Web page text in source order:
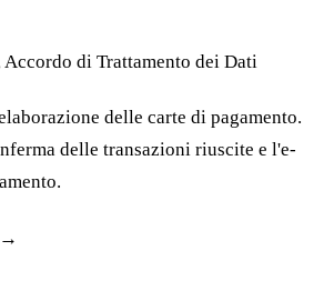
Accordo di Trattamento dei Dati
delle carte di pagamento.
delle transazioni riuscite e l'e-
→